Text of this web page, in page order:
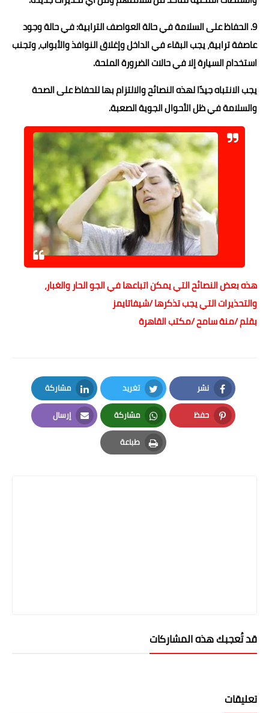
9. الحفاظ على السلامة في حالة العواصف الترابية: في حالة وجود
عاصفة ترابية، يجب البقاء في الداخل وإغلاق النوافذ والأبواب، وتجنب
استخدام السيارة إلا في حالات الضرورة الملحة.
يجب الانتباه جيدًا لهذه النصائح والالتزام بها للحفاظ على الصحة
والسلامة في ظل الأحوال الجوية الصعبة.
هذه بعض النصائح التي يمكن اتباعها في الجو الحار والغبار،
والتحذيرات التي يجب تذكرها /شيفاتايمز
بقلم /منة سامح /مكتب القاهرة
نشر
Facebook
تغريد
Twitter
مشاركة
LinkedIn
حفظ
Pinterest
مشاركة
Whatsapp
إرسال
Email
طباعة
Print
قد تُعجبك هذه المشاركات
تعليقات